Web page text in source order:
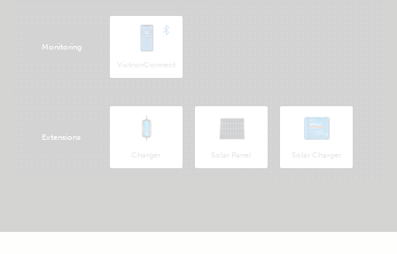
Monitoring
Extensions
VictronConnect
Charger Solar Panel Solar Charger